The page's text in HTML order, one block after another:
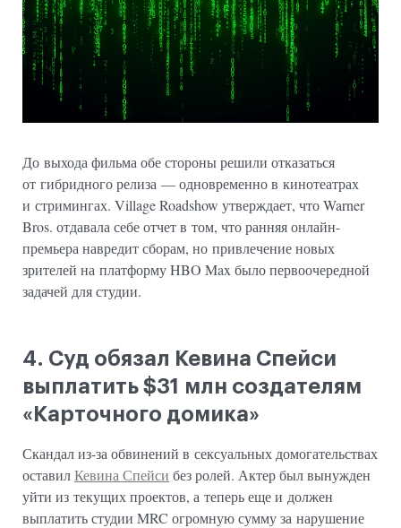
До выхода фильма обе стороны решили отказаться
от гибридного релиза — одновременно в кинотеатрах
и стримингах. Village Roadshow утверждает, что Warner
Bros. отдавала себе отчет в том, что ранняя онлайн-
премьера навредит сборам, но привлечение новых
зрителей на платформу HBO Max было первоочередной
задачей для студии.
4. Суд обязал Кевина Спейси
выплатить $31 млн создателям
«Карточного домика»
Скандал из-за обвинений в сексуальных домогательствах
оставилКевина Спейси без ролей. Актер был вынужден
уйти из текущих проектов, а теперь еще и должен
выплатить студии MRC огромную сумму за нарушение